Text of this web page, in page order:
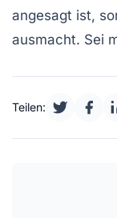
angesagt ist,
ausmacht. Sei
Teilen: